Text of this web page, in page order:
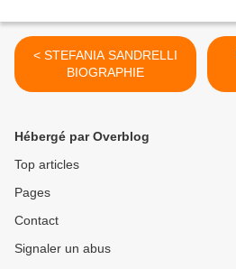
< STEFANIA SANDRELLI
BIOGRAPHIE
Hébergé par Overblog
Top articles
Pages
Contact
Signaler un abus